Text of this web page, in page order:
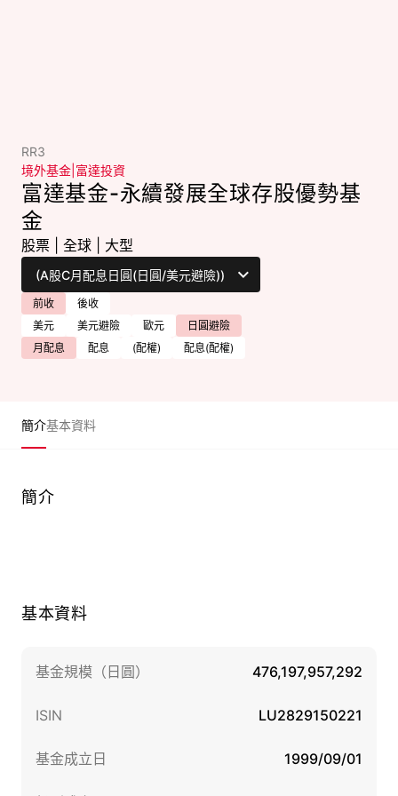
RR3
境外基金 富達投資
富達基金-永續發展全球存股優勢基
金
股票 全球 大型
前收
後收
美元
美元避險 歐元
日圓避險
月配息
配息 (配權) 配息(配權)
簡介基本資料
簡介
基本資料
基金規模（日圓） 476,197,957,292
ISIN LU2829150221
基金成立日 1999/09/01